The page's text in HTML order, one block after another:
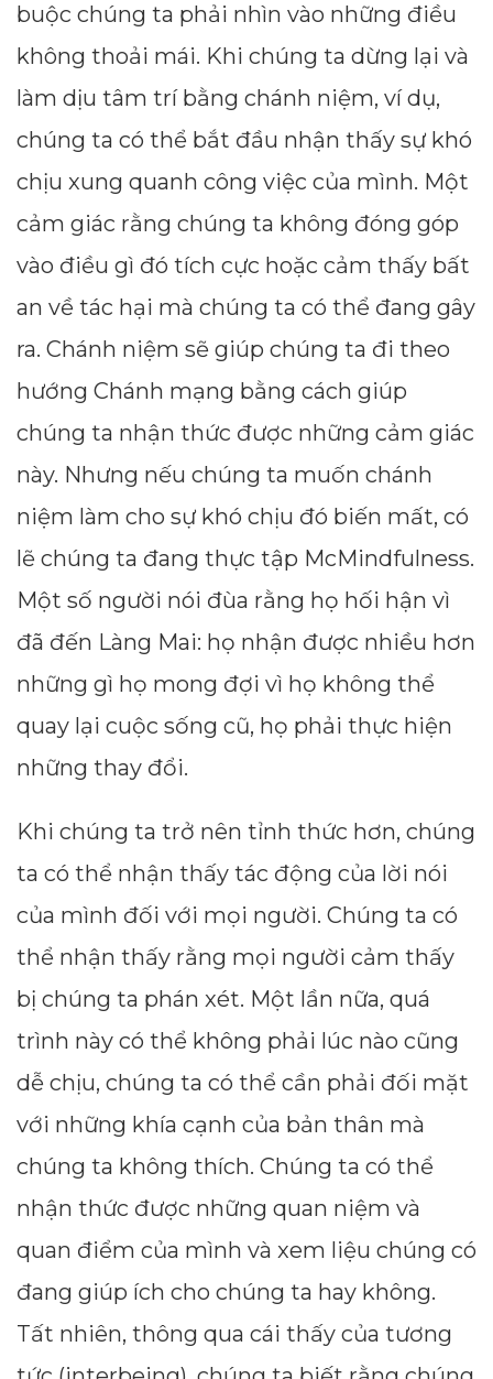
buộc chúng ta phải nhìn vào những điều
không thoải mái. Khi chúng ta dừng lại và
làm dịu tâm trí bằng chánh niệm, ví dụ,
chúng ta có thể bắt đầu nhận thấy sự khó
chịu xung quanh công việc của mình. Một
cảm giác rằng chúng ta không đóng góp
vào điều gì đó tích cực hoặc cảm thấy bất
an về tác hại mà chúng ta có thể đang gây
ra. Chánh niệm sẽ giúp chúng ta đi theo
hướng Chánh mạng bằng cách giúp
chúng ta nhận thức được những cảm giác
này. Nhưng nếu chúng ta muốn chánh
niệm làm cho sự khó chịu đó biến mất, có
lẽ chúng ta đang thực tập McMindfulness.
Một số người nói đùa rằng họ hối hận vì
đã đến Làng Mai: họ nhận được nhiều hơn
những gì họ mong đợi vì họ không thể
quay lại cuộc sống cũ, họ phải thực hiện
những thay đổi.
Khi chúng ta trở nên tỉnh thức hơn, chúng
ta có thể nhận thấy tác động của lời nói
của mình đối với mọi người. Chúng ta có
thể nhận thấy rằng mọi người cảm thấy
bị chúng ta phán xét. Một lần nữa, quá
trình này có thể không phải lúc nào cũng
dễ chịu, chúng ta có thể cần phải đối mặt
với những khía cạnh của bản thân mà
chúng ta không thích. Chúng ta có thể
nhận thức được những quan niệm và
quan điểm của mình và xem liệu chúng có
đang giúp ích cho chúng ta hay không.
Tất nhiên, thông qua cái thấy của tương